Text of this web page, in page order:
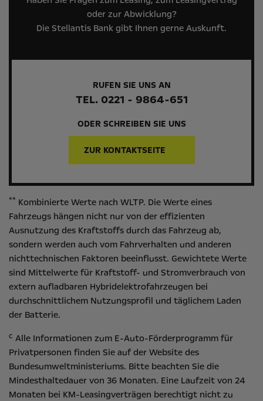
oder zur Abwicklung?
Die Stellantis Bank gibt Ihnen gerne Auskunft.
RUFEN SIE UNS AN
TEL. 0221 - 9864-651
ODER SCHREIBEN SIE UNS
ZUR KONTAKTSEITE
** Kombinierte Werte nach WLTP. Die Werte eines
Fahrzeugs hängen nicht nur von der effizienten
Ausnutzung des Kraftstoffs durch das Fahrzeug ab,
sondern werden auch vom Fahrverhalten und anderen
nichttechnischen Faktoren beeinflusst. Gewichtete Werte
sind Mittelwerte für Kraftstoff- und Stromverbrauch von
extern aufladbaren Hybridelektrofahrzeugen bei
durchschnittlichem Nutzungsprofil und täglichem Laden
der Batterie.
c Alle Informationen zum E-Auto-Förderprogramm für
Privatpersonen finden Sie auf der Website des
Bundesumweltministeriums. Bitte beachten Sie die
Mindesthaltedauer von 36 Monaten. Eine Laufzeit von 24
Monaten bei KM-Leasingverträgen berechtigt nicht zu